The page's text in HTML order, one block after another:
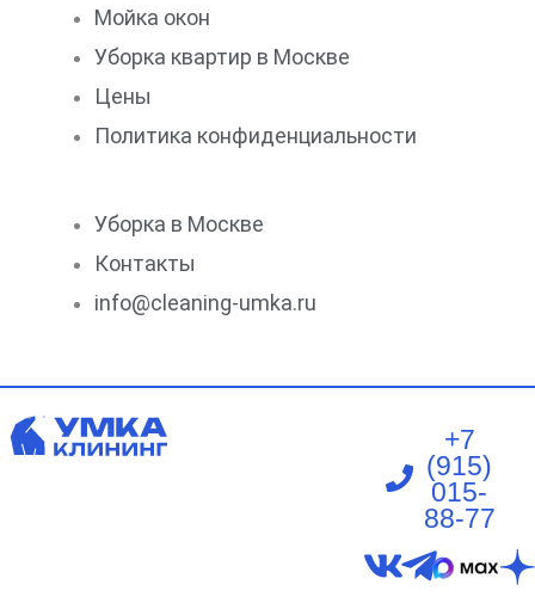
Мойка окон
Уборка квартир в Москве
Цены
Политика конфиденциальности
Уборка в Москве
Контакты
info@cleaning-umka.ru
+7
(915)
015-
88-77